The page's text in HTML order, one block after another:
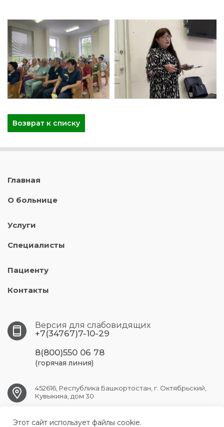
Возврат к списку
Главная
О больнице
Услуги
Специалисты
Пациенту
Контакты
Версия для слабовидящих
+7(34767)7-10-29
8(800)550 06 78
(горячая линия)
452616, Республика Башкортостан, г. Октябрьский,
Кувыкина, дом 30
OKT.GB1@doctorrb.ru
Этот сайт использует файлы cookie.